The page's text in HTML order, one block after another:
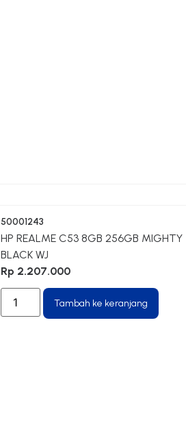
50001243
HP REALME C53 8GB 256GB MIGHTY
BLACK WJ
Rp 2.207.000
Tambah ke keranjang